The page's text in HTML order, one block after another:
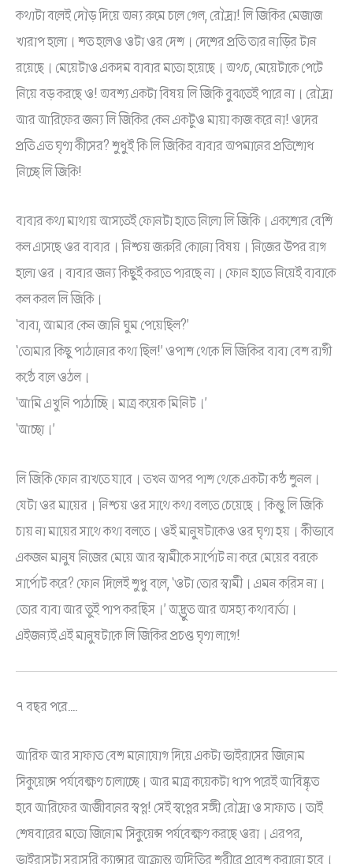
কথাটা বলেই দৌড় দিয়ে অন্য রুমে চলে গেল, রৌদ্রা! লি জিকির মেজাজ
খারাপ হলো। শত হলেও ওটা ওর দেশ। দেশের প্রতি তার নাড়ির টান
রয়েছে। মেয়েটাও একদম বাবার মতো হয়েছে। অথচ, মেয়েটাকে পেটে
নিয়ে বড় করছে ও! অবশ্য একটা বিষয় লি জিকি বুঝতেই পারে না। রৌদ্রা
আর আরিফের জন্য লি জিকির কেন একটুও মায়া কাজ করে না! ওদের
প্রতি এত ঘৃণা কীসের? শুধুই কি লি জিকির বাবার অপমানের প্রতিশোধ
নিচ্ছে লি জিকি!
বাবার কথা মাথায় আসতেই ফোনটা হাতে নিলো লি জিকি। একশোর বেশি
কল এসেছে ওর বাবার। নিশ্চয় জরুরি কোনো বিষয়। নিজের উপর রাগ
হলো ওর। বাবার জন্য কিছুই করতে পারছে না। ফোন হাতে নিয়েই বাবাকে
কল করল লি জিকি।
‘বাবা, আমার কেন জানি ঘুম পেয়েছিল?’
‘তোমার কিছু পাঠানোর কথা ছিল!’ ওপাশ থেকে লি জিকির বাবা বেশ রাগী
কণ্ঠে বলে ওঠল।
‘আমি এখুনি পাঠাচ্ছি। মাত্র কয়েক মিনিট।’
‘আচ্ছা।’
লি জিকি ফোন রাখতে যাবে। তখন অপর পাশ থেকে একটা কণ্ঠ শুনল।
যেটা ওর মায়ের। নিশ্চয় ওর সাথে কথা বলতে চেয়েছে। কিন্তু লি জিকি
চায় না মায়ের সাথে কথা বলতে। ওই মানুষটাকেও ওর ঘৃণা হয়। কীভাবে
একজন মানুষ নিজের মেয়ে আর স্বামীকে সার্পোট না করে মেয়ের বরকে
সার্পোট করে? ফোন দিলেই শুধু বলে, ‘ওটা তোর স্বামী। এমন করিস না।
তোর বাবা আর তুই পাপ করছিস।’ অদ্ভুত আর অসহ্য কথাবার্তা।
এইজন্যই এই মানুষটাকে লি জিকির প্রচণ্ড ঘৃণা লাগে!
৭ বছর পরে….
আরিফ আর সাফাত বেশ মনোযোগ দিয়ে একটা ভাইরাসের জিনোম
সিকুয়েন্সে পর্যবেক্ষণ চালাচ্ছে। আর মাত্র কয়েকটা ধাপ পরেই আবিষ্কৃত
হবে আরিফের আজীবনের স্বপ্ন! সেই স্বপ্নের সঙ্গী রৌদ্রা ও সাফাত। তাই
শেষবারের মতো জিনোম সিকুয়েন্স পর্যবেক্ষণ করছে ওরা। এরপর,